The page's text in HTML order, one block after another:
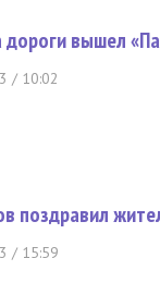
дороги вышел
/ 10:02
поздравил
/ 15:59